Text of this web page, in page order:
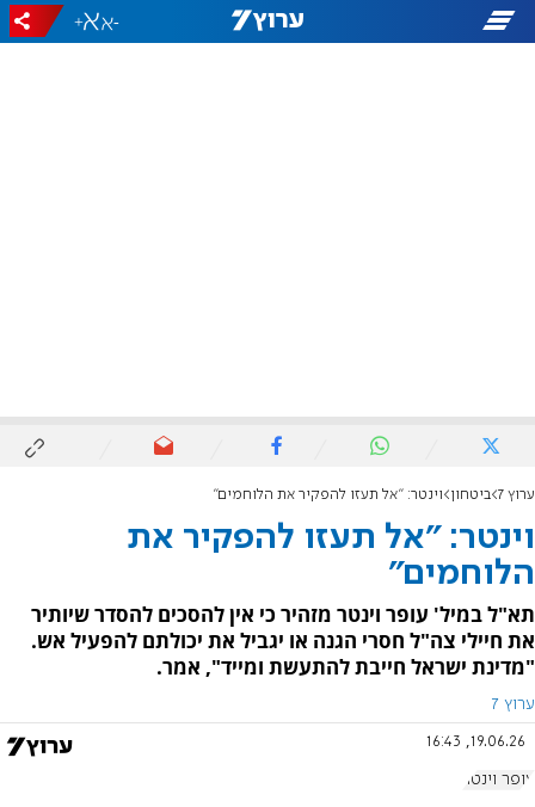
-
+
ערוץ 7 ביטחון וינטר: "אל תעזו להפקיר את הלוחמים"
וינטר: "אל תעזו להפקיר את
הלוחמים"
תא"ל במיל' עופר וינטר מזהיר כי אין להסכים להסדר שיותיר
את חיילי צה"ל חסרי הגנה או יגביל את יכולתם להפעיל אש.
"מדינת ישראל חייבת להתעשת ומייד", אמר.
ערוץ 7
19.06.26, 16:43
עופר וינטר